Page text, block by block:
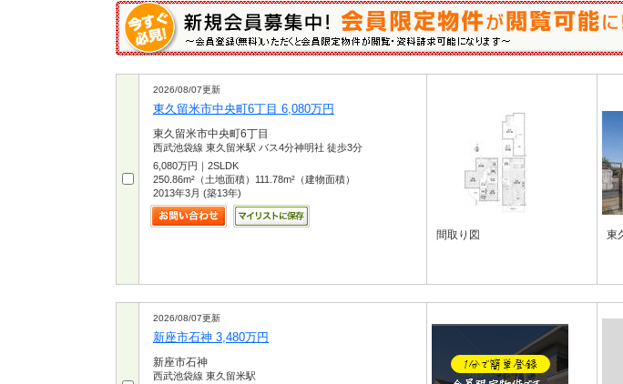
2026/08/07更新
東久留米市中央町6丁目 6,080万円
東久留米市中央町6丁目
西武池袋線 東久留米駅 バス4分神明社 徒歩3分
6,080万円｜2SLDK
250.86m²（土地面積）111.78m²（建物面積）
2013年3月 (築13年)
間取り図 東
2026/08/07更新
新座市石神 3,480万円
新座市石神
西武池袋線 東久留米駅